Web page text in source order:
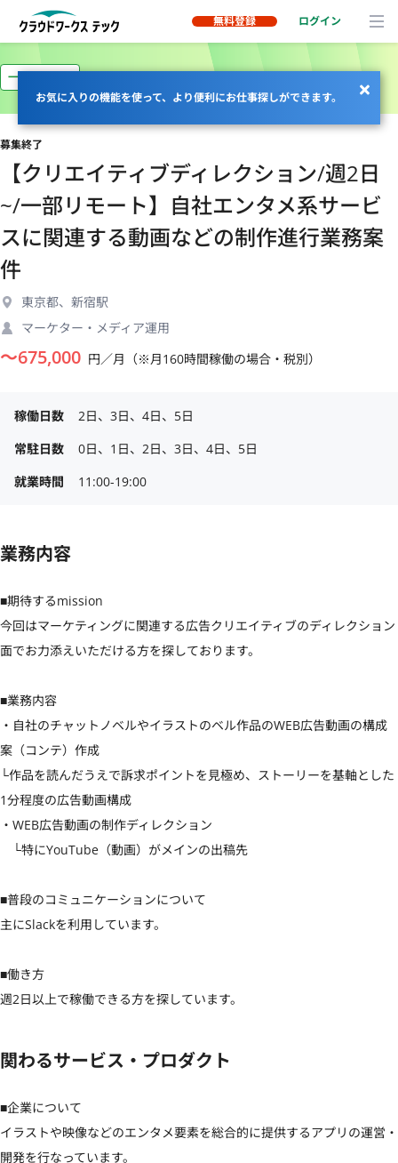
無料登録 ログイン
お気に入りの機能を使って、より便利にお仕事探しができます。
一部リモート
募集終了
【クリエイティブディレクション/週2日
~/一部リモート】自社エンタメ系サービ
スに関連する動画などの制作進行業務案
件
東京都、新宿駅
マーケター・メディア運用
〜675,000 円／月（※月160時間稼働の場合・税別）
稼働日数
2日、3日、4日、5日
常駐日数
0日、1日、2日、3日、4日、5日
就業時間
11:00-19:00
業務内容
■期待するmission
今回はマーケティングに関連する広告クリエイティブのディレクション
面でお力添えいただける方を探しております。
■業務内容
・自社のチャットノベルやイラストのベル作品のWEB広告動画の構成
案（コンテ）作成
└作品を読んだうえで訴求ポイントを見極め、ストーリーを基軸とした
1分程度の広告動画構成
・WEB広告動画の制作ディレクション
└特にYouTube（動画）がメインの出稿先
■普段のコミュニケーションについて
主にSlackを利用しています。
■働き方
週2日以上で稼働できる方を探しています。
関わるサービス・プロダクト
■企業について
イラストや映像などのエンタメ要素を総合的に提供するアプリの運営・
開発を行なっています。